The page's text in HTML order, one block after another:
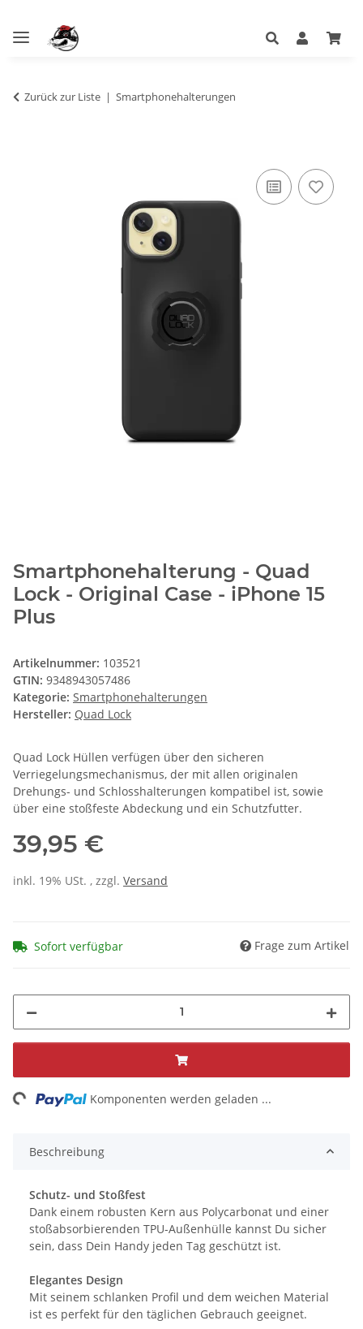
Zurück zur Liste Smartphonehalterungen
Smartphonehalterung - Quad
Lock - Original Case - iPhone 15
Plus
Artikelnummer: 103521
GTIN: 9348943057486
Kategorie: Smartphonehalterungen
Hersteller: Quad Lock
Quad Lock Hüllen verfügen über den sicheren
Verriegelungsmechanismus, der mit allen originalen
Drehungs- und Schlosshalterungen kompatibel ist, sowie
über eine stoßfeste Abdeckung und ein Schutzfutter.
39,95 €
inkl. 19% USt. , zzgl. Versand
Sofort verfügbar Frage zum Artikel
Komponenten werden geladen ...
Beschreibung
Schutz- und Stoßfest
Dank einem robusten Kern aus Polycarbonat und einer
stoßabsorbierenden TPU-Außenhülle kannst Du sicher
sein, dass Dein Handy jeden Tag geschützt ist.
Elegantes Design
Mit seinem schlanken Profil und dem weichen Material
ist es perfekt für den täglichen Gebrauch geeignet.